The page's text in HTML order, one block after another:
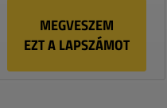
MEGVESZEM
EZT A LAPSZÁMOT